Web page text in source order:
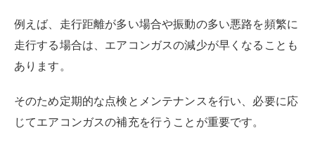
例えば、走行距離が多い場合や振動の多い悪路を頻繁に
走行する場合は、エアコンガスの減少が早くなることも
あります。
そのため定期的な点検とメンテナンスを行い、必要に応
じてエアコンガスの補充を行うことが重要です。